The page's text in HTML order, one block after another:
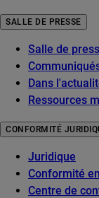
SALLE DE PRESSE
Salle de
Dans
Ressources
CONFORMITÉ
Juridique
Conformité
Centre de